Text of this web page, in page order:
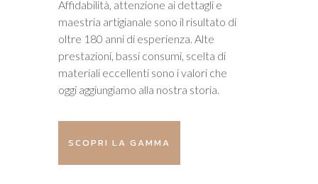
Affidabilità, attenzione ai dettagli e
maestria artigianale sono il risultato di
oltre 180 anni di esperienza. Alte
prestazioni, bassi consumi, scelta di
materiali eccellenti sono i valori che
oggi aggiungiamo alla nostra storia.
SCOPRI LA GAMMA